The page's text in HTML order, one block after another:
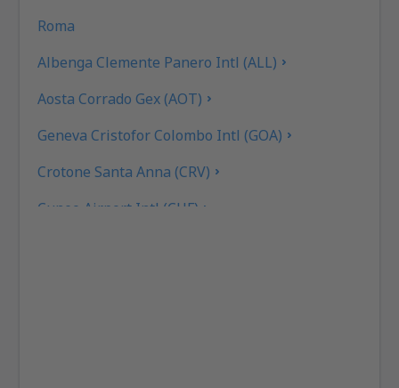
Roma
Albenga Clemente Panero Intl (ALL)
Aosta Corrado Gex (AOT)
Geneva Cristofor Colombo Intl (GOA)
Crotone Santa Anna (CRV)
Cuneo Airport Intl (CUF)